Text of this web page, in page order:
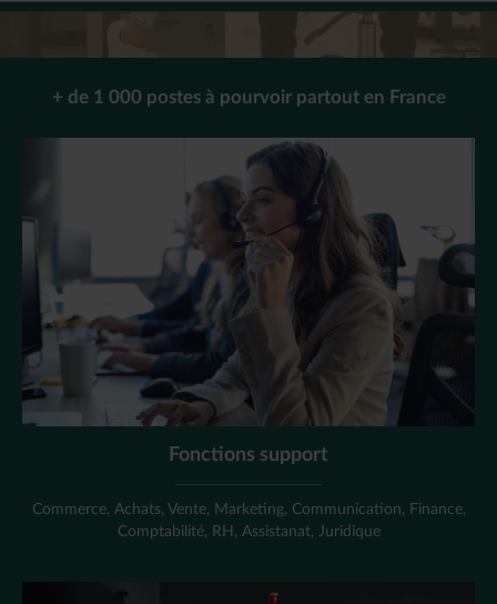
+ de 1 000 postes à pourvoir partout en France
Fonctions support
Commerce, Achats, Vente, Marketing, Communication, Finance,
Comptabilité, RH, Assistanat, Juridique